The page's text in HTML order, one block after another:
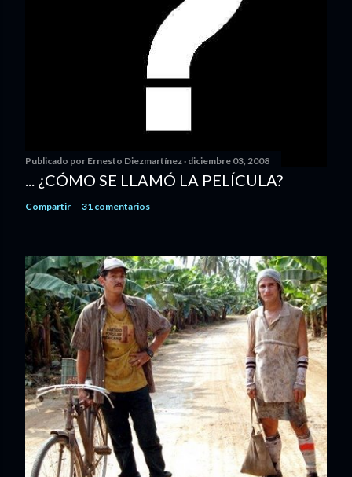
Publicado por Ernesto Diezmartínez diciembre 03, 2008
... ¿CÓMO SE LLAMÓ LA PELÍCULA?
Compartir 31 comentarios